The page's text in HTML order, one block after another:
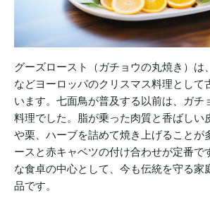
グーズロースト（ガチョウの丸焼き）は
などヨーロッパのクリスマス料理として
います。七面鳥が普及する以前は、ガチ
料理でした。脂が乗った肉質と香ばしい
や栗、ハーブを詰めて焼き上げることが
ースと赤キャベツの付け合わせが定番で
な食卓の中心として、今も伝統を守る家
品です。